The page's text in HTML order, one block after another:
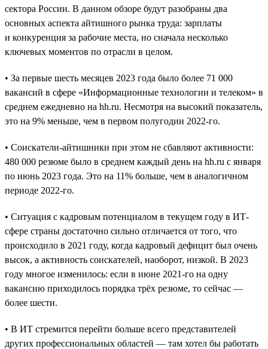
сектора России. В данном обзоре будут разобраны два
основных аспекта айтишного рынка труда: зарплаты
и конкуренция за рабочие места, но сначала несколько
ключевых моментов по отрасли в целом.
• За первые шесть месяцев 2023 года было более 71 000
вакансий в сфере «Информационные технологии и телеком» в
среднем ежедневно на hh.ru. Несмотря на высокий показатель,
это на 9% меньше, чем в первом полугодии 2022-го.
• Соискатели-айтишники при этом не сбавляют активности:
480 000 резюме было в среднем каждый день на hh.ru с января
по июнь 2023 года. Это на 11% больше, чем в аналогичном
периоде 2022-го.
• Ситуация с кадровым потенциалом в текущем году в ИТ-
сфере страны достаточно сильно отличается от того, что
происходило в 2021 году, когда кадровый дефицит был очень
высок, а активность соискателей, наоборот, низкой. В 2023
году многое изменилось: если в июне 2021-го на одну
вакансию приходилось порядка трёх резюме, то сейчас —
более шести.
• В ИТ стремится перейти больше всего представителей
других профессиональных областей — там хотел бы работать